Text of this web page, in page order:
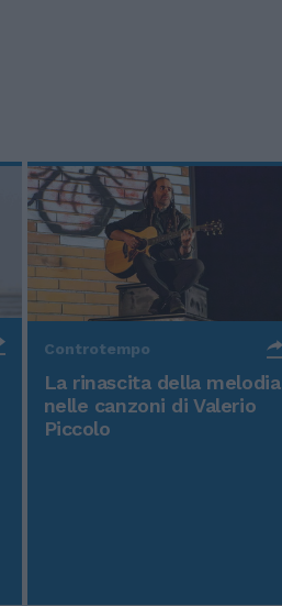
Controtempo
La rinascita della melodia
nelle canzoni di Valerio
Piccolo